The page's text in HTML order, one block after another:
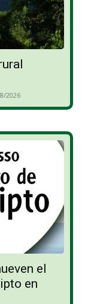
2026
el
en